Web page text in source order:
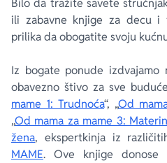
Bilo da tražite savete
ili zabavne knjige za decu i
prilika da obogatite svoju
Iz bogate ponude izdvajamo
obavezno štivo za sve
mame 1: Trudnoća“, „Od
„Od mama za mame 3:
žena, ekspertkinja iz
MAME. Ove knjige donose